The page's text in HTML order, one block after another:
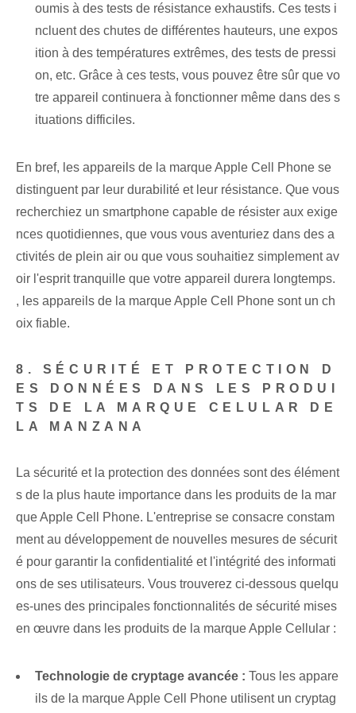
oumis à des tests de résistance exhaustifs. Ces tests i
ncluent des chutes de différentes hauteurs, une expos
ition à des températures extrêmes, des tests de pressi
on, etc. Grâce à ces tests, vous pouvez être sûr que vo
tre appareil continuera à fonctionner même dans des s
ituations difficiles.
En bref, les appareils de la marque Apple Cell Phone se
distinguent par leur durabilité et leur résistance. Que vous
recherchiez un smartphone capable de résister aux exige
nces quotidiennes, que vous vous aventuriez dans des a
ctivités de plein air ou que vous souhaitiez simplement av
oir l'esprit tranquille que votre appareil durera longtemps.
, les appareils de la marque Apple Cell Phone sont un ch
oix fiable.
8. SÉCURITÉ ET PROTECTION D
ES DONNÉES DANS LES PRODUI
TS DE LA MARQUE CELULAR DE
LA MANZANA
La sécurité et la protection des données sont des élément
s de la plus haute importance dans les produits de la mar
que Apple Cell Phone. L'entreprise se consacre constam
ment au développement de nouvelles mesures de sécurit
é pour garantir la confidentialité et l'intégrité des informati
ons de ses utilisateurs. Vous trouverez ci-dessous quelqu
es-unes des principales fonctionnalités de sécurité mises
en œuvre dans les produits de la marque Apple Cellular :
Technologie de cryptage avancée : Tous les appare
ils de la marque Apple Cell Phone utilisent un cryptag